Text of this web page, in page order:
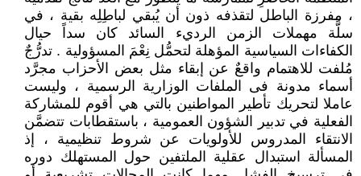
، مفرزة الباطل لتقذفه ذون أن يُبقي لباطِلِه بقية ، في
سلًّة مهملات الزمن الرديء السائد كان سداً حيال
الكفاءات السياسية المؤهلة لتحمُّل نِعْمَ المسؤولية . تدرُّجٌ
مُلفت للاهتمام واقعٌ عن إبقاء مثل بعض الأحزاب مجرَّد
أسماء مدونة فى الملفات الوزارية الرسمية ، وليست
عاملا لتحريك تأطير المواطنين بالتي هي أقوم للمشاركة
الفعلية في تدبير الشؤون العمومية ، باستقطابات تتضمَّن
الانتقاء المدروس للأولويات عن شروط تنظيمية ، إذ
المسألة استبدال عقلية الملتفين حول المستهلك دوره